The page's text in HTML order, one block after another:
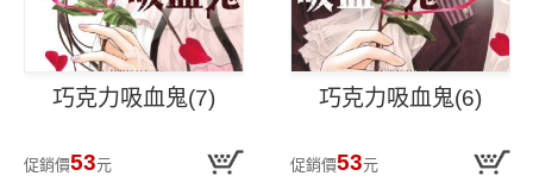
巧克力吸血鬼(7)
促銷價53元
巧克力吸血鬼(6)
促銷價53元